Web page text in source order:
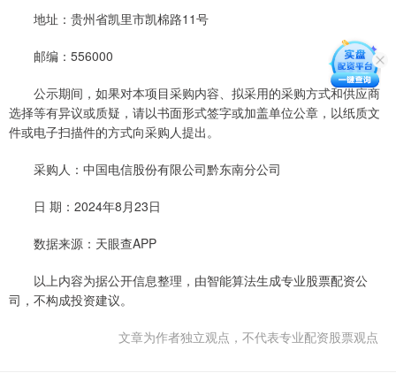
地址：贵州省凯里市凯棉路11号
邮编：556000
公示期间，如果对本项目采购内容、拟采用的采购方式和供应商
选择等有异议或质疑，请以书面形式签字或加盖单位公章，以纸质文
件或电子扫描件的方式向采购人提出。
采购人：中国电信股份有限公司黔东南分公司
日 期：2024年8月23日
数据来源：天眼查APP
以上内容为据公开信息整理，由智能算法生成专业股票配资公
司，不构成投资建议。
文章为作者独立观点，不代表专业配资股票观点